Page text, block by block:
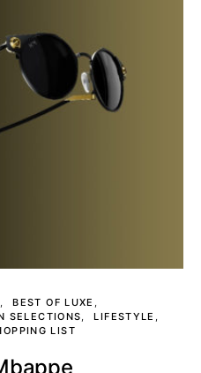
BEST OF LUXE
SELECTIONS
LIFESTYLE
LIST